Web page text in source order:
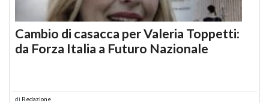
Cambio di casacca per Valeria Toppetti:
da Forza Italia a Futuro Nazionale
di Redazione